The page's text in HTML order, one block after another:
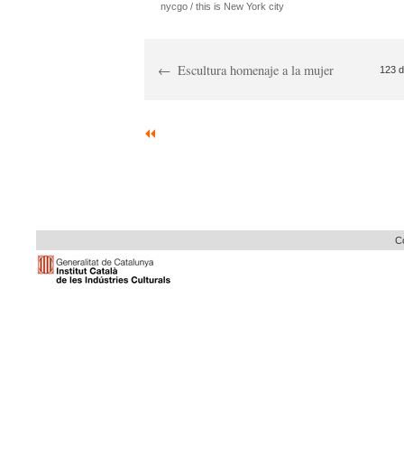
nycgo / this is New York city
Escultura homenaje a la mujer 123